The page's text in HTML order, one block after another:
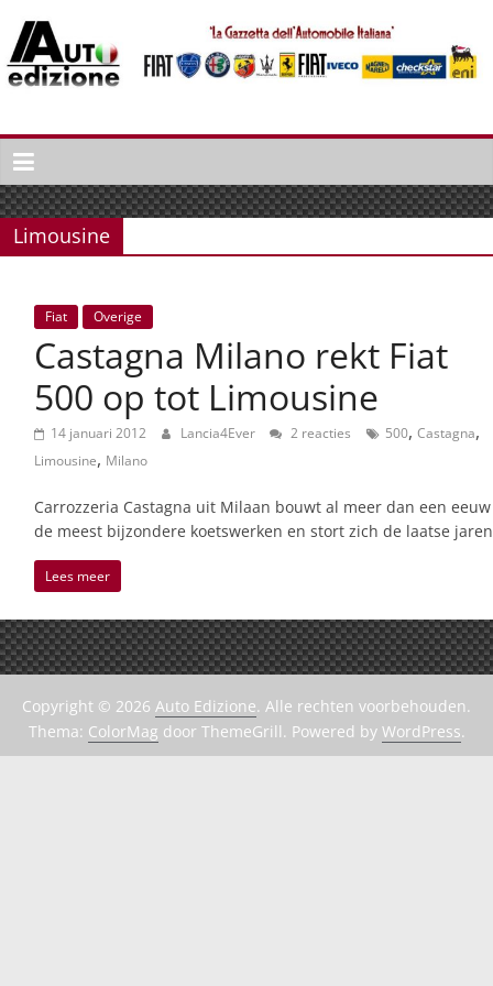
naar
inhoud
Auto
Edizione
La
Gazetta
dell'Automobile
Italiaans
autonieuws
lifestyle
Limousine
Fiat Overige
Castagna Milano rekt Fiat
500 op tot Limousine
14 januari 2012 Lancia4Ever 2 reacties 500, Castagna,
Limousine, Milano
Carrozzeria Castagna uit Milaan bouwt al meer dan een eeuw
de meest bijzondere koetswerken en stort zich de laatse jaren
Lees meer
Copyright © 2026 Auto Edizione. Alle rechten voorbehouden.
Thema: ColorMag door ThemeGrill. Powered by WordPress.